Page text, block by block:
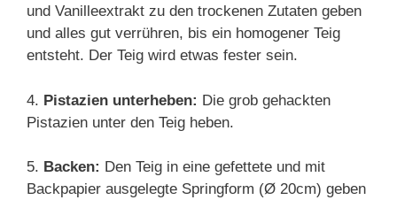
und Vanilleextrakt zu den trockenen Zutaten geben
und alles gut verrühren, bis ein homogener Teig
entsteht. Der Teig wird etwas fester sein.
4. Pistazien unterheben: Die grob gehackten
Pistazien unter den Teig heben.
5. Backen: Den Teig in eine gefettete und mit
Backpapier ausgelegte Springform (Ø 20cm) geben